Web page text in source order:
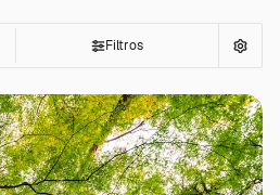
Filtros